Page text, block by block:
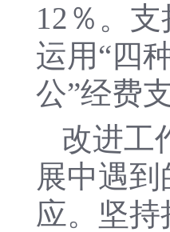
12％。
运用“四
公”经费
改进工
展中遇
应。坚